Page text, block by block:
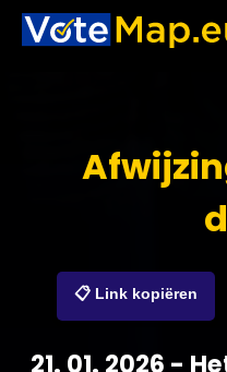
📋 Link kopiëren
21. 01. 2026 -